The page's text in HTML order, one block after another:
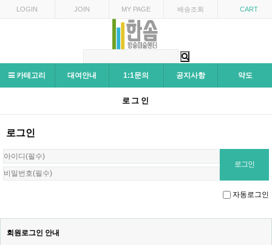
LOGIN JOIN MY PAGE 배송조회 CART
카테고리 대여안내 1:1문의 공지사항 약도
로그인
로그인
자동로그인
회원로그인 안내